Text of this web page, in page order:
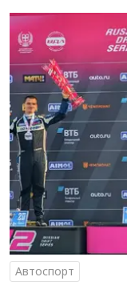
Автоспорт